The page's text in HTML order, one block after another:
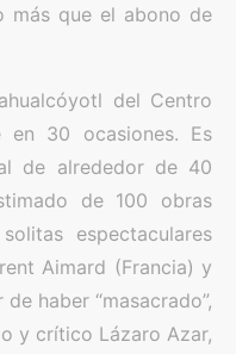
más que el abono de
del Centro
en 30 ocasiones. Es
de alrededor de 40
de 100 obras
espectaculares
Aimard (Francia) y
haber “masacrado”,
y crítico Lázaro Azar,